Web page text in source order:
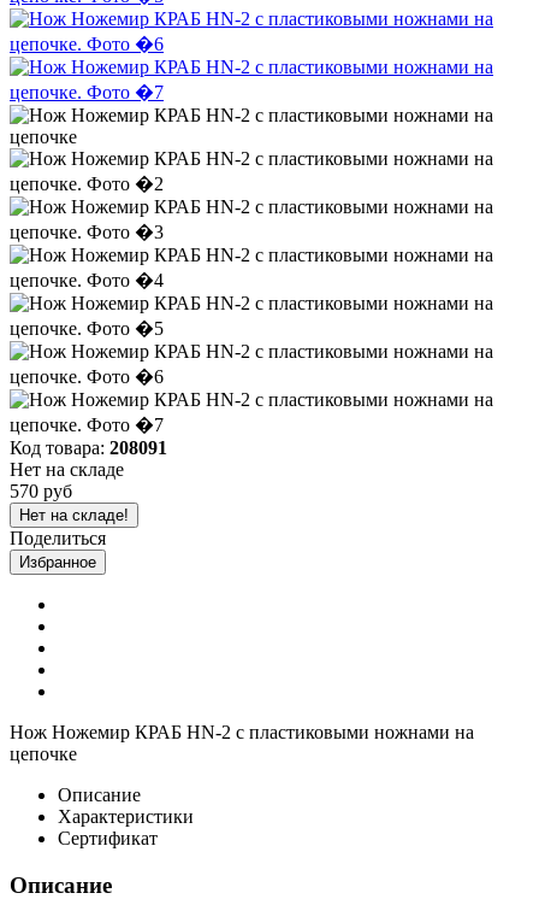
Код товара: 208091
Нет на складе
570 руб
Нет на складе!
Поделиться
Избранное
Нож Hожемир КРАБ HN-2 с пластиковыми ножнами на
цепочке
Описание
Характеристики
Сертификат
Описание